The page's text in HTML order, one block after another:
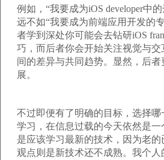
例如，“我要成为iOS developer中
远不如“我要成为前端应用开发的
者学到深处你可能会去钻研iOS
巧，而后者你会开始关注视觉与交
间的差异与共同趋势。显然，后
展。
不过即便有了明确的目标，选择
学习，在信息过载的今天依然是
是应该学习最新的技术，因为老
观点则是新技术还不成熟。我个